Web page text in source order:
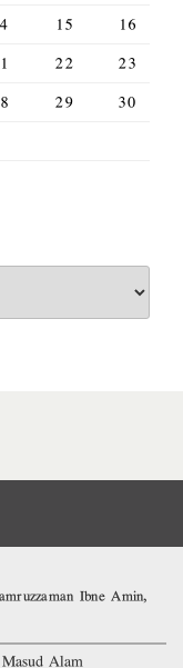
15
16
22
23
29
30
Ibne Amin,
Alam